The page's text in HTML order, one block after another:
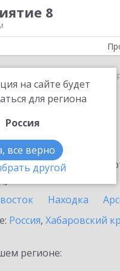
8
на сайте будет
для региона
Россия
все верно
другой
1С:МДЛП в
1С:МДЛП
крае
информационными
Находка
Россия, Хабаровский
регионе: